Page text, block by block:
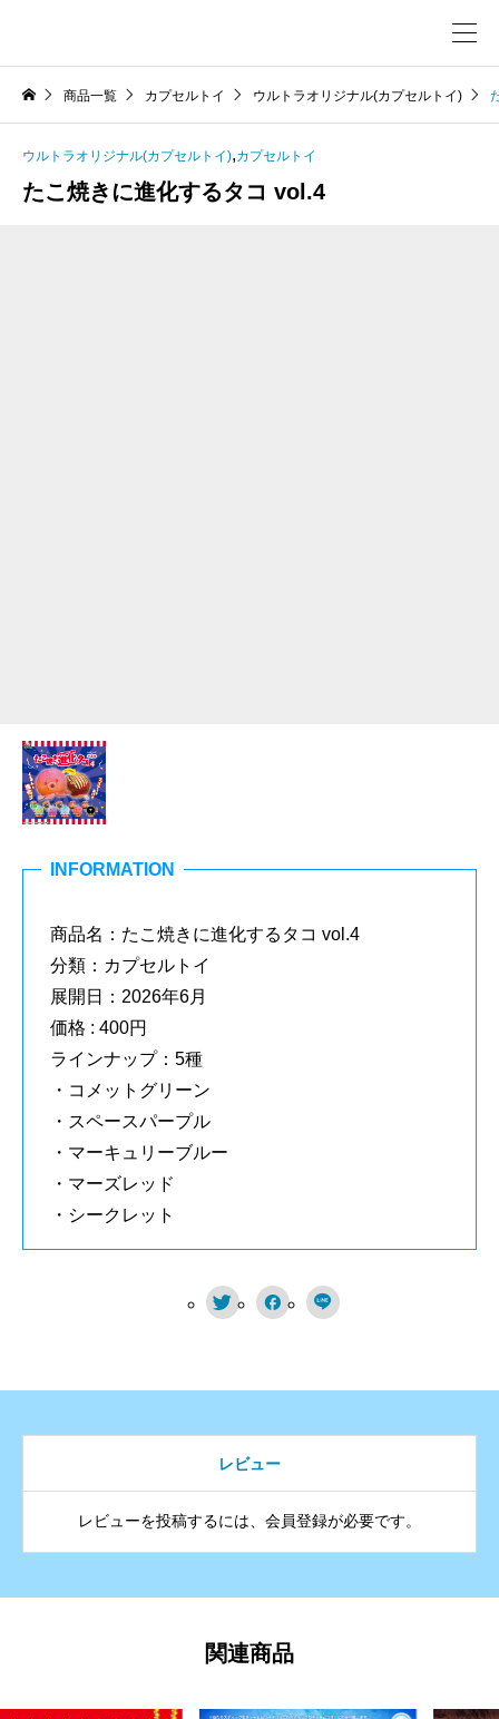
商品一覧 カプセルトイ ウルトラオリジナル(カプセルトイ)
ウルトラオリジナル(カプセルトイ),カプセルトイ
たこ焼きに進化するタコ vol.4
INFORMATION
商品名：たこ焼きに進化するタコ vol.4
分類：カプセルトイ
展開日：2026年6月
価格 : 400円
ラインナップ：5種
・コメットグリーン
・スペースパープル
・マーキュリーブルー
・マーズレッド
・シークレット
  
レビュー
レビューを投稿するには、会員登録が必要です。
関連商品